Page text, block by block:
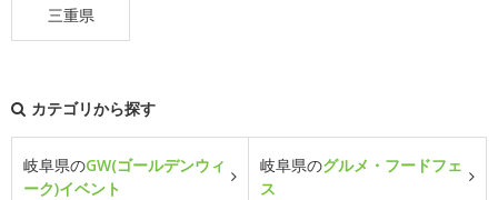
三重県
カテゴリから探す
岐阜県のGW(ゴールデンウィ
ーク)イベント
岐阜県のグルメ・フードフェ
ス